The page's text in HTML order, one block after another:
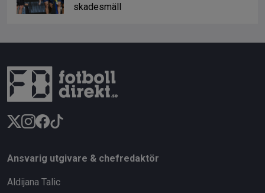
skadesmäll
Ansvarig utgivare & chefredaktör
Aldijana Talic